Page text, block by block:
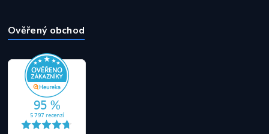
Ověřený obchod